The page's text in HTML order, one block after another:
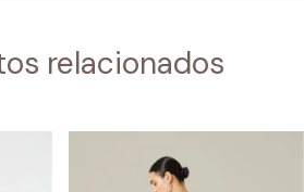
relacionados